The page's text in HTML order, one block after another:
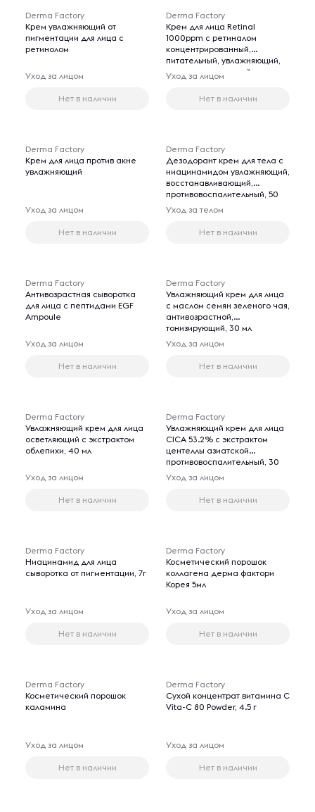
Derma Factory
Крем увлажняющий от
пигментации для лица с
ретинолом
Уход за лицом
Нет в наличии
Derma Factory
Крем для лица Retinal
1000ppm с ретиналом
концентрированный,
питательный, увлажняющий,
восстанавливающий,
антивозрастной, 30 мл
Уход за лицом
Нет в наличии
Derma Factory
Крем для лица против акне
увлажняющий
Уход за лицом
Нет в наличии
Derma Factory
Дезодорант крем для тела с
ниацинамидом увлажняющий,
восстанавливающий,
противовоспалительный, 50
мл
Уход за телом
Нет в наличии
Derma Factory
Антивозрастная сыворотка
для лица с пептидами EGF
Ampoule
Уход за лицом
Нет в наличии
Derma Factory
Увлажняющий крем для лица
с маслом семян зеленого чая,
антивозрастной,
тонизирующий, 30 мл
Уход за лицом
Нет в наличии
Derma Factory
Увлажняющий крем для лица
осветляющий с экстрактом
облепихи, 40 мл
Уход за лицом
Нет в наличии
Derma Factory
Увлажняющий крем для лица
CICA 53.2% с экстрактом
центеллы азиатской
противовоспалительный, 30
мл
Уход за лицом
Нет в наличии
Derma Factory
Ниацинамид для лица
сыворотка от пигментации, 7г
Уход за лицом
Нет в наличии
Derma Factory
Косметический порошок
коллагена дерма фактори
Корея 5мл
Уход за лицом
Нет в наличии
Derma Factory
Косметический порошок
каламина
Уход за лицом
Нет в наличии
Derma Factory
Сухой концентрат витамина С
Vita-C 80 Powder, 4.5 г
Уход за лицом
Нет в наличии